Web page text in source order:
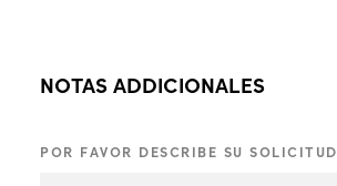
NOTAS ADDICIONALES
POR FAVOR DESCRIBE SU SOLICITUD